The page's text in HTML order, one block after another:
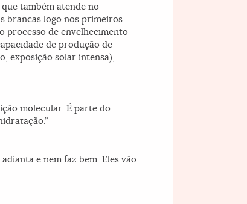
também atende no
brancas logo nos primeiros
processo de envelhecimento
de produção de
exposição solar intensa),
molecular. É parte do
e nem faz bem. Eles vão